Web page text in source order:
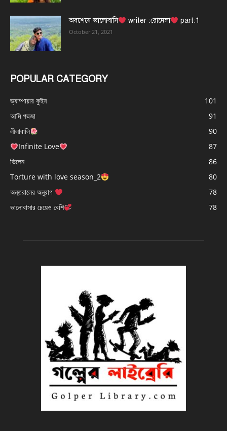
অবশেষে ভালোবাসি writer :রোদেলা part:1
October 21, 2021
POPULAR CATEGORY
ভ্যাম্পায়ার কুইন
101
আমি পদ্মজা
91
লীলাবালি
90
Infinite Love
87
ভিলেন
86
Torture with love season_2
80
অন্তরালের অনুরাগ
78
ভালোবাসার চেয়েও বেশি
78